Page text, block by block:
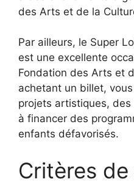
des Arts et de la
Par ailleurs, le Super
est une excellente
Fondation des Arts et
achetant un billet,
projets artistiques,
à financer des
enfants défavorisés.
Critères